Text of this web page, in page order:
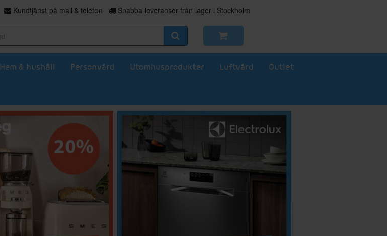
Kundtjänst på mail & telefon Snabba leveranser från lager i Stockholm
Hem & hushåll Personvård Utomhusprodukter Luftvård Outlet